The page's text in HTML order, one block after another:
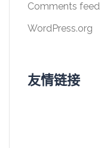
Comments feed
WordPress.org
友情链接